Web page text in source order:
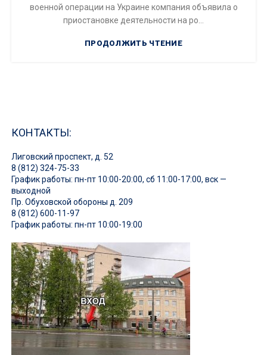
военной операции на Украине компания объявила о
приостановке деятельности на ро...
ПРОДОЛЖИТЬ ЧТЕНИЕ
КОНТАКТЫ:
Лиговский проспект, д. 52
8 (812) 324-75-33
График работы: пн-пт 10:00-20:00, сб 11:00-17:00, вск —
выходной
Пр. Обуховской обороны д. 209
8 (812) 600-11-97
График работы: пн-пт 10:00-19:00